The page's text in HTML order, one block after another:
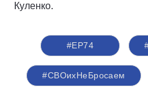
Куленко.
#ЕР74
#СВОихНеБросаем